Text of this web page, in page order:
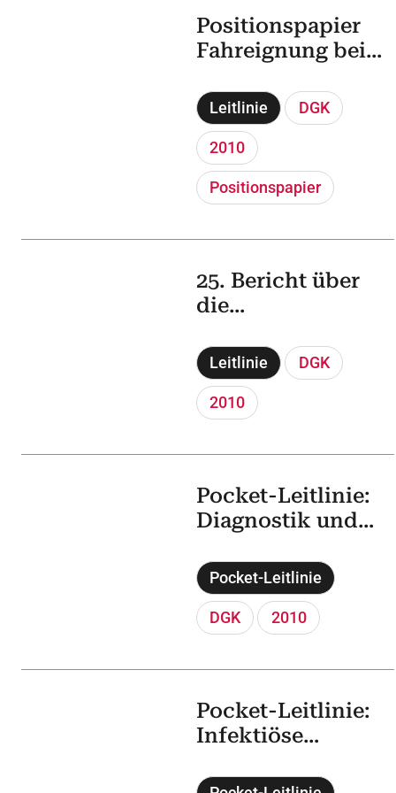
Leitlinie DGK
2010
Positionspapier
Positionspapier
Fahreignung bei
Erkrankungen
Leitlinie DGK
2010
25. Bericht über
die
der
Herzkatheterlabor
e in der
Deutschland
Pocket-Leitlinie
DGK 2010
Pocket-Leitlinie:
Diagnostik und
Synkopen (2009)
Pocket-Leitlinie:
Infektiöse
(2009)